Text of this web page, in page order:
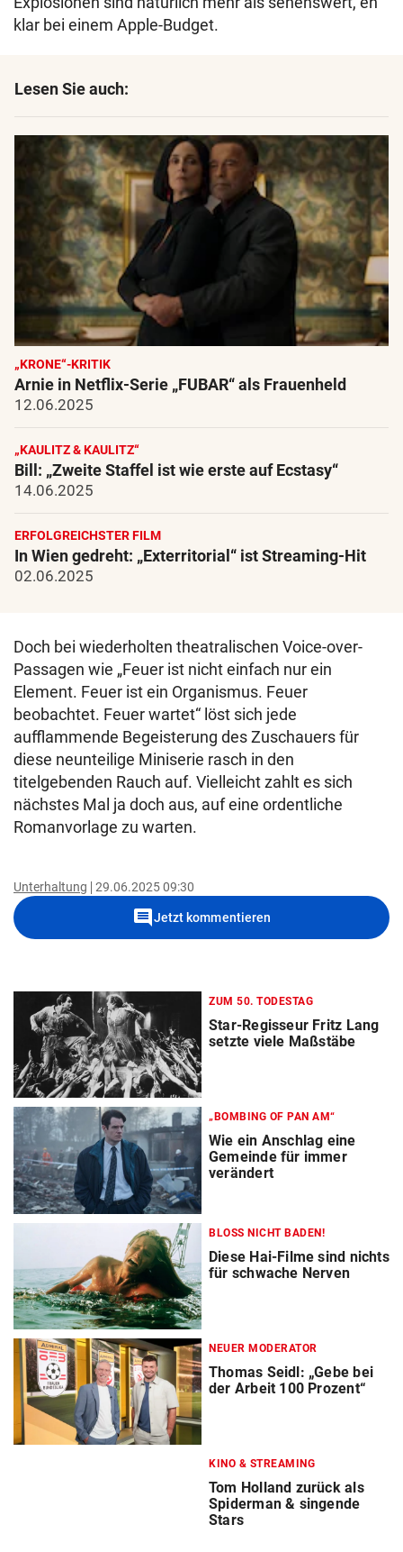
klar bei einem Apple-Budget.
Lesen Sie auch:
„KRONE“-KRITIK
Arnie in Netflix-Serie „FUBAR“ als Frauenheld
12.06.2025
„KAULITZ & KAULITZ“
Bill: „Zweite Staffel ist wie erste auf Ecstasy“
14.06.2025
ERFOLGREICHSTER FILM
In Wien gedreht: „Exterritorial“ ist Streaming-Hit
02.06.2025
Doch bei wiederholten theatralischen Voice-over-
Passagen wie „Feuer ist nicht einfach nur ein
Element. Feuer ist ein Organismus. Feuer
beobachtet. Feuer wartet“ löst sich jede
aufflammende Begeisterung des Zuschauers für
diese neunteilige Miniserie rasch in den
titelgebenden Rauch auf. Vielleicht zahlt es sich
nächstes Mal ja doch aus, auf eine ordentliche
Romanvorlage zu warten.
Unterhaltung 29.06.2025 09:30
commentJetzt kommentieren
ZUM 50. TODESTAG
Star-Regisseur Fritz Lang
setzte viele Maßstäbe
„BOMBING OF PAN AM“
Wie ein Anschlag eine
Gemeinde für immer
verändert
BLOSS NICHT BADEN!
Diese Hai-Filme sind nichts
für schwache Nerven
NEUER MODERATOR
Thomas Seidl: „Gebe bei
der Arbeit 100 Prozent“
KINO & STREAMING
Tom Holland zurück als
Spiderman & singende
Stars